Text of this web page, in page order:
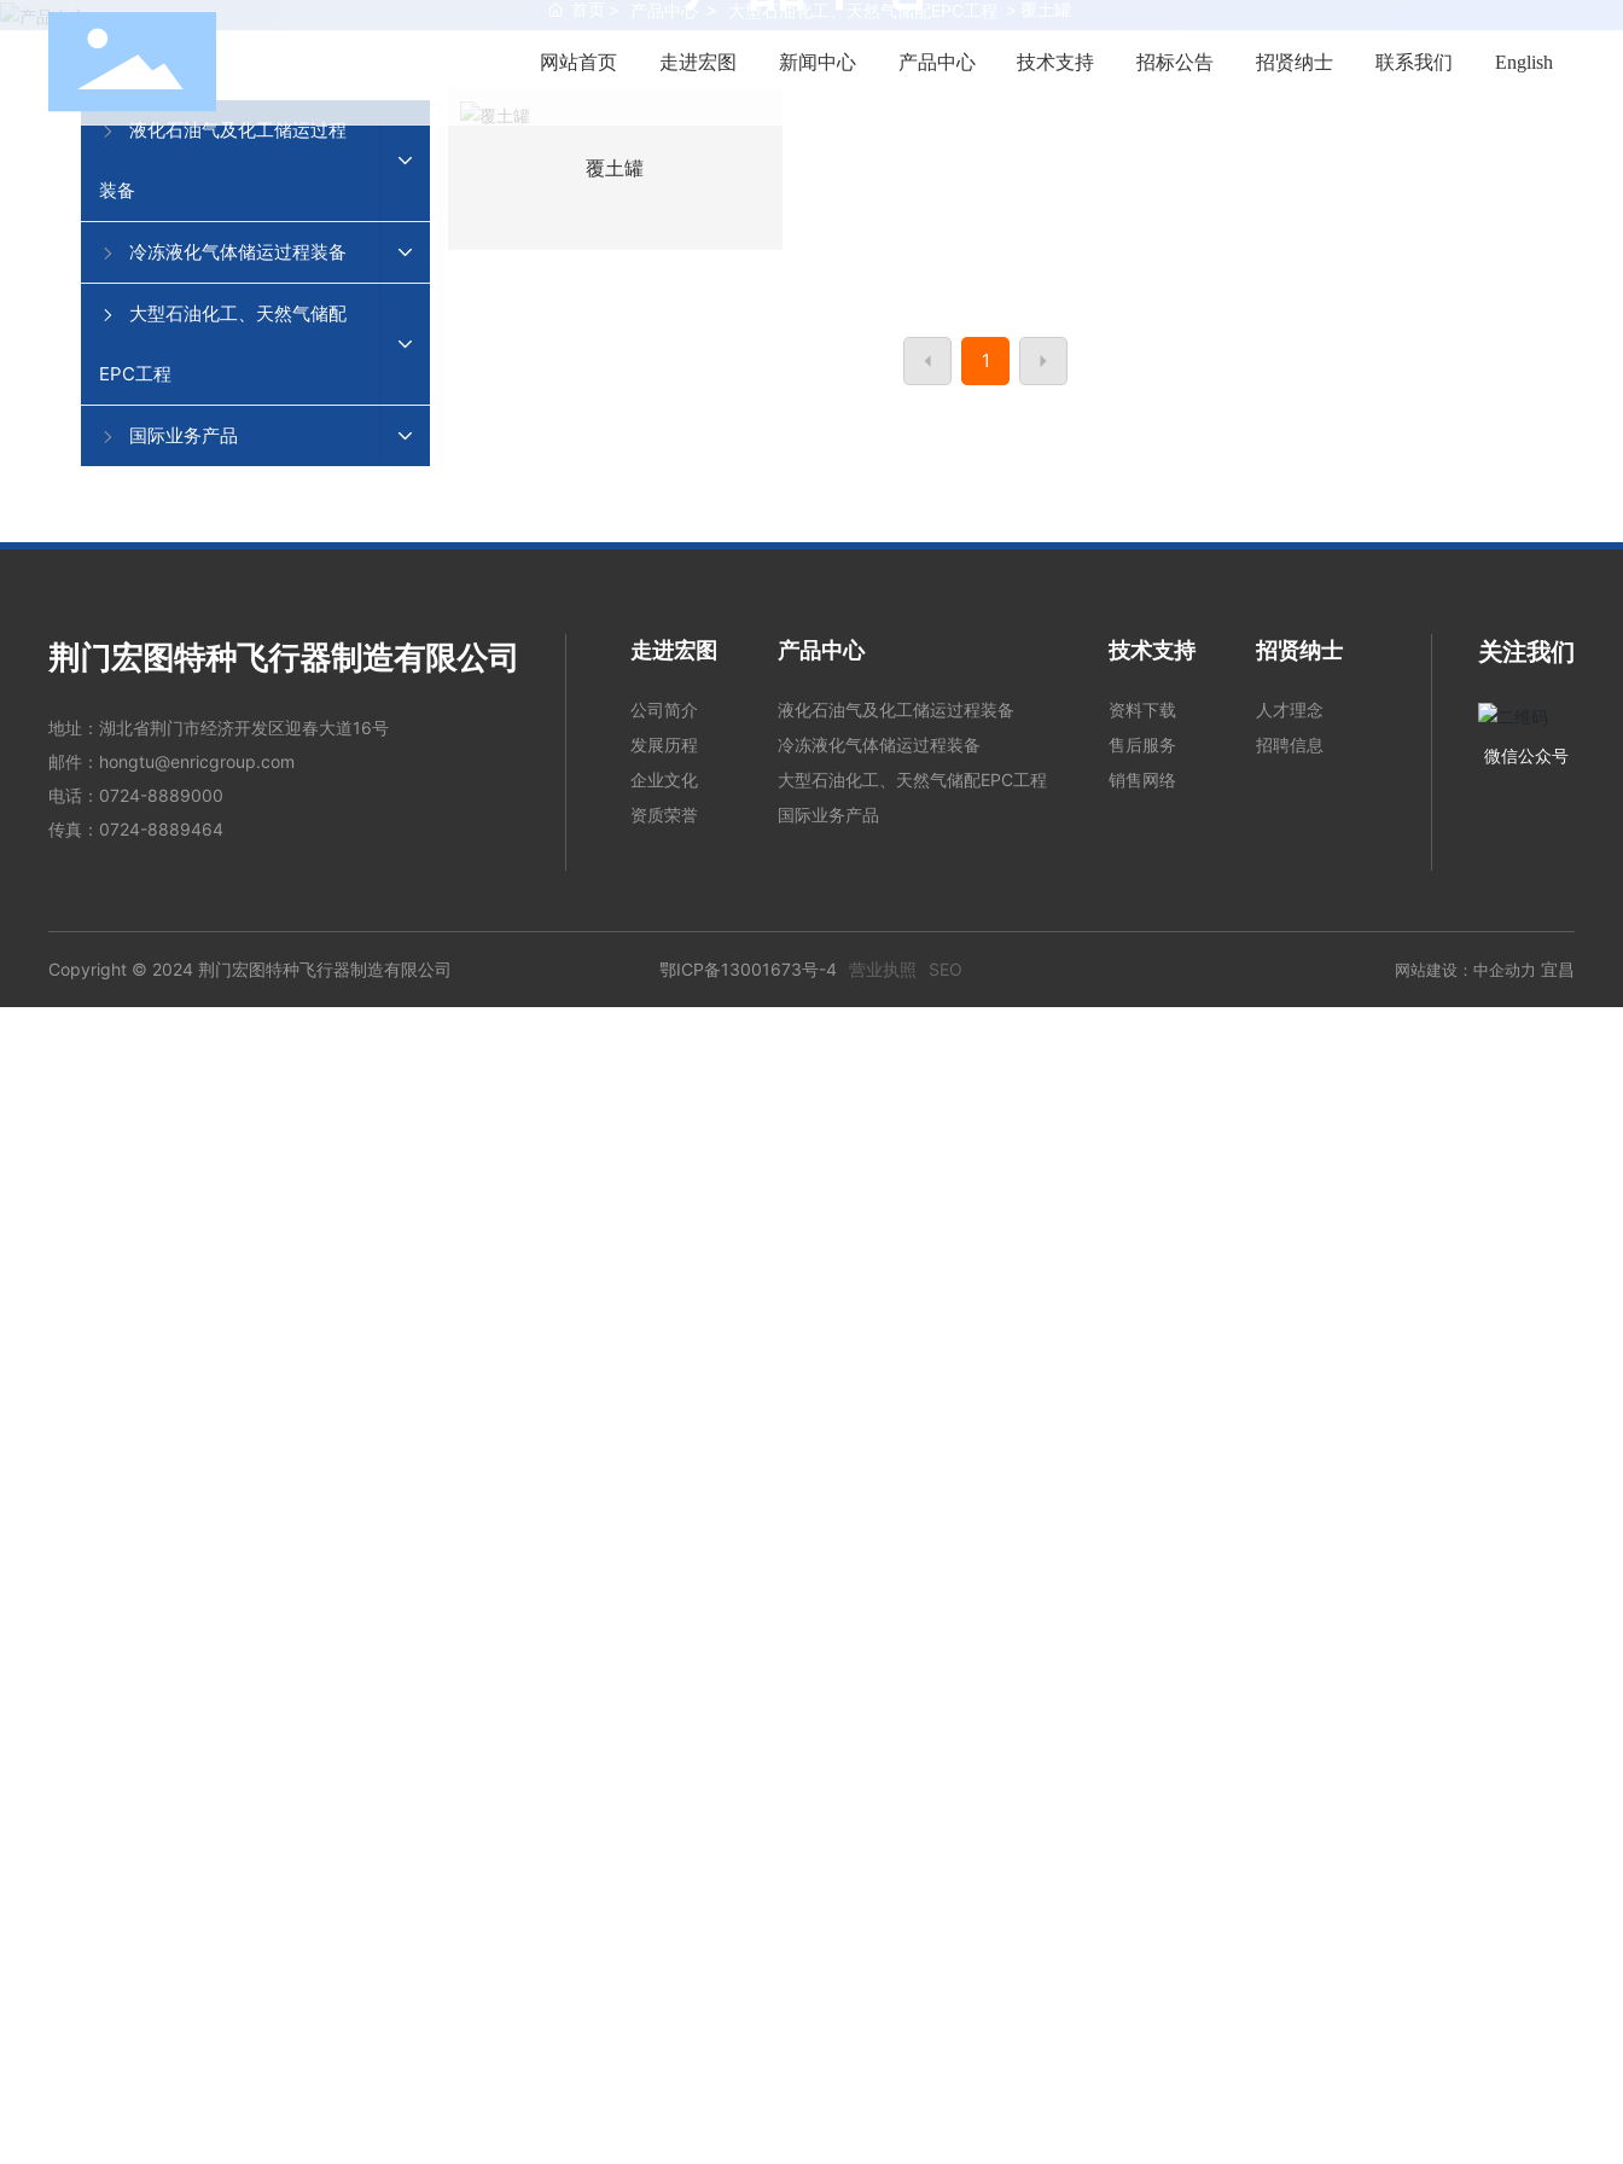
网站首页 走进宏图 新闻中心 产品中心 技术支持 招标公告 招贤纳士 联系我们 English
为客户创造价值是我们的立身之本
液化石油气及化工储运过程
装备
冷冻液化气体储运过程装备
大型石油化工、天然气储配
EPC工程
国际业务产品
覆土罐
1
荆门宏图特种飞行器制造有限公司
地址：湖北省荆门市经济开发区迎春大道16号
邮件： hongtu@enricgroup.com
电话： 0724-8889000
传真：0724-8889464
走进宏图
公司简介
发展历程
企业文化
资质荣誉
产品中心
液化石油气及化工储运过程装备
冷冻液化气体储运过程装备
大型石油化工、天然气储配EPC工程
国际业务产品
技术支持
资料下载
售后服务
销售网络
招贤纳士
人才理念
招聘信息
关注我们
微信公众号
Copyright © 2024 荆门宏图特种飞行器制造有限公司 鄂ICP备13001673号-4 营业执照 SEO 网站建设：中企动力 宜昌